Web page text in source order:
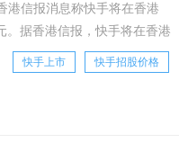
港信报消息称快手将在香港
。据香港信报，快手将在香港
115港元，筹资额或超480亿
。该股将于
快手上市 快手招股价格